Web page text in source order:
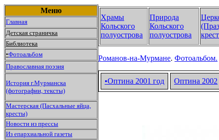
Меню
Главная
Детская страничка
Библиотека
•Фотоальбом
Православная поэзия
История г.Мурманска
(фотографии, тексты)
Мастерская (Пасхальные яйца,
кресты)
Новости из прессы
Из епархиальной газеты
Храмы
Кольского
полуострова
Природа
Кольского
полуострова
Романов-на-Мурмане. Фотоальбом.
•Оптина 2001 год Оптина 2002